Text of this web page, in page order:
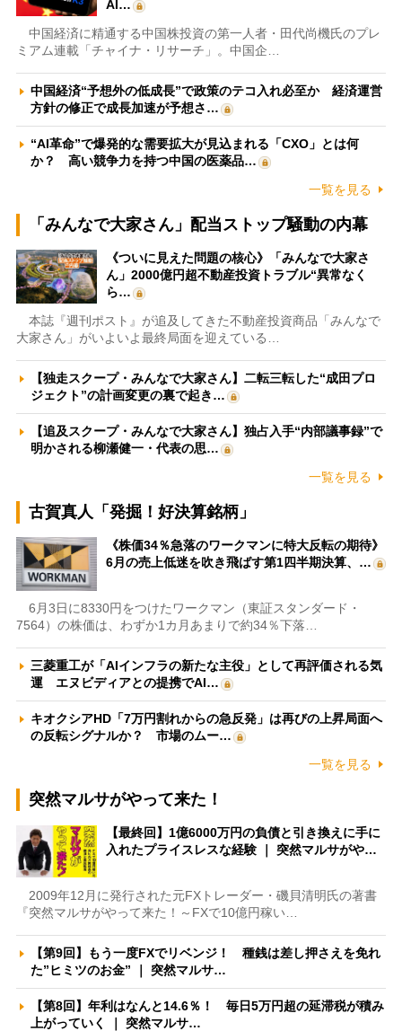
AI…
中国経済に精通する中国株投資の第一人者・田代尚機氏のプレ
ミアム連載「チャイナ・リサーチ」。中国企…
中国経済“予想外の低成長”で政策のテコ入れ必至か 経済運営
方針の修正で成長加速が予想さ…
“AI革命”で爆発的な需要拡大が見込まれる「CXO」とは何
か？ 高い競争力を持つ中国の医薬品…
一覧を見る
「みんなで大家さん」配当ストップ騒動の内幕
《ついに見えた問題の核心》「みんなで大家さ
ん」2000億円超不動産投資トラブル“異常なく
ら…
本誌『週刊ポスト』が追及してきた不動産投資商品「みんなで
大家さん」がいよいよ最終局面を迎えている…
【独走スクープ・みんなで大家さん】二転三転した“成田プロ
ジェクト”の計画変更の裏で起き…
【追及スクープ・みんなで大家さん】独占入手“内部議事録”で
明かされる柳瀬健一・代表の思…
一覧を見る
古賀真人「発掘！好決算銘柄」
《株価34％急落のワークマンに特大反転の期待》
6月の売上低迷を吹き飛ばす第1四半期決算、…
6月3日に8330円をつけたワークマン（東証スタンダード・
7564）の株価は、わずか1カ月あまりで約34％下落…
三菱重工が「AIインフラの新たな主役」として再評価される気
運 エヌビディアとの提携でAI…
キオクシアHD「7万円割れからの急反発」は再びの上昇局面へ
の反転シグナルか？ 市場のムー…
一覧を見る
突然マルサがやって来た！
【最終回】1億6000万円の負債と引き換えに手に
入れたプライスレスな経験 ｜ 突然マルサがや…
2009年12月に発行された元FXトレーダー・磯貝清明氏の著書
『突然マルサがやって来た！～FXで10億円稼い…
【第9回】もう一度FXでリベンジ！ 種銭は差し押さえを免れ
た”ヒミツのお金” ｜ 突然マルサ…
【第8回】年利はなんと14.6％！ 毎日5万円超の延滞税が積み
上がっていく ｜ 突然マルサ…